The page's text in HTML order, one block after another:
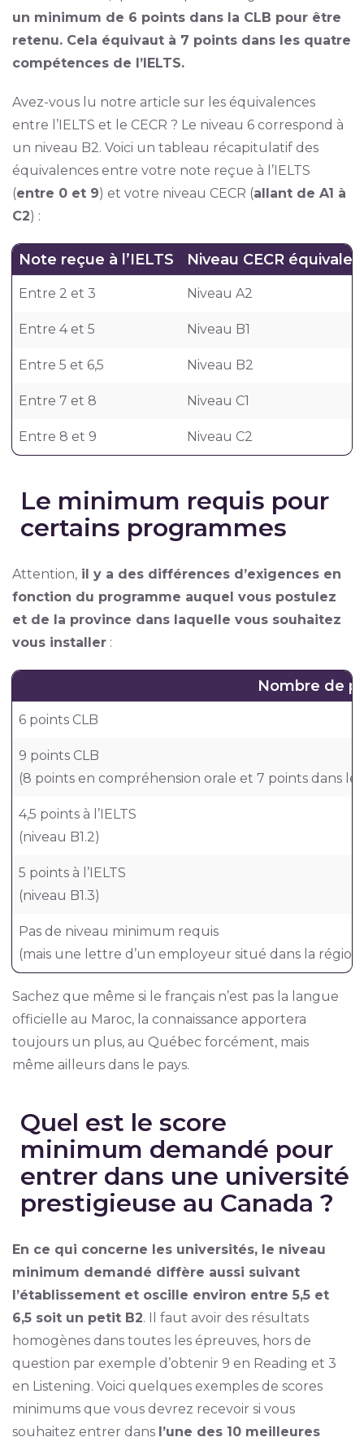
un minimum de 6 points dans la CLB pour être
retenu. Cela équivaut à 7 points dans les quatre
compétences de l’IELTS.
Avez-vous lu notre article sur les équivalences
entre l’IELTS et le CECR ? Le niveau 6 correspond à
un niveau B2. Voici un tableau récapitulatif des
équivalences entre votre note reçue à l’IELTS
(entre 0 et 9) et votre niveau CECR (allant de A1 à
C2) :
Note reçue à l’IELTS Niveau CECR
Entre 2 et 3 Niveau A2
Entre 4 et 5 Niveau B1
Entre 5 et 6,5 Niveau B2
Entre 7 et 8 Niveau C1
Entre 8 et 9 Niveau C2
Le minimum requis pour
certains programmes
Attention,il y a des différences d’exigences en
fonction du programme auquel vous postulez
et de la province dans laquelle vous souhaitez
vous installer:
Nombre de
6 points CLB
9 points CLB
(8 points en compréhension orale et 7 points dans
4,5 points à l’IELTS
(niveau B1.2)
5 points à l’IELTS
(niveau B1.3)
Pas de niveau minimum requis
(mais une lettre d’un employeur situé dans la
Sachez que même si le français n’est pas la langue
officielle au Maroc, la connaissance apportera
toujours un plus, au Québec forcément, mais
même ailleurs dans le pays.
Quel est le score
minimum demandé pour
entrer dans une université
prestigieuse au Canada ?
En ce qui concerne les universités, le niveau
minimum demandé diffère aussi suivant
l’établissement et oscille environ entre 5,5 et
6,5 soit un petit B2. Il faut avoir des résultats
homogènes dans toutes les épreuves, hors de
question par exemple d’obtenir 9 en Reading et 3
en Listening. Voici quelques exemples de scores
minimums que vous devrez recevoir si vous
souhaitez entrer dans l’une des 10 meilleures